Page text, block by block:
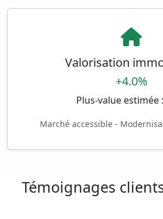
Valorisation
+4.0%
Plus-value estimée
Marché accessible -
Témoignages